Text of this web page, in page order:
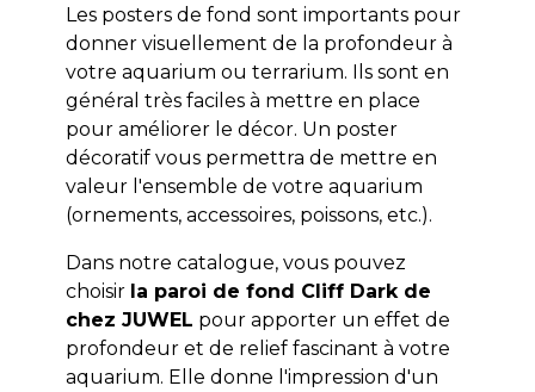
Les posters de fond sont importants pour
donner visuellement de la profondeur à
votre aquarium ou terrarium. Ils sont en
général très faciles à mettre en place
pour améliorer le décor. Un poster
décoratif vous permettra de mettre en
valeur l'ensemble de votre aquarium
(ornements, accessoires, poissons, etc.).
Dans notre catalogue, vous pouvez
choisir la paroi de fond Cliff Dark de
chez JUWEL pour apporter un effet de
profondeur et de relief fascinant à votre
aquarium. Elle donne l'impression d'un